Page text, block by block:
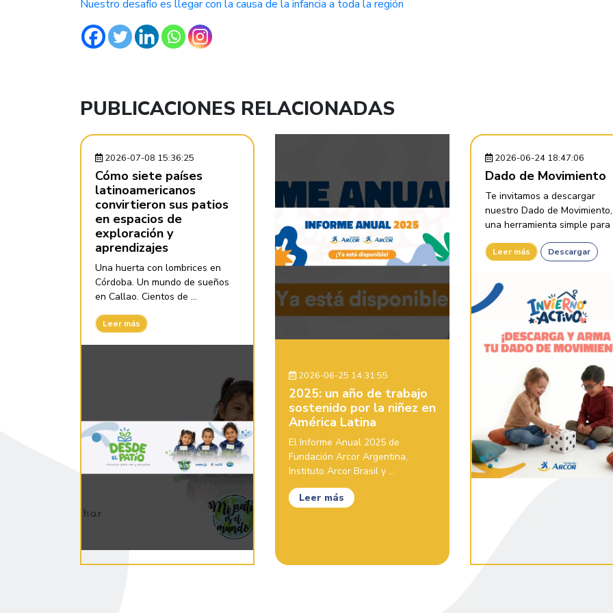
Nuestro desafío es llegar con la causa de la infancia a toda la región
PUBLICACIONES RELACIONADAS
2026-07-08 15:36:25
Cómo siete países
latinoamericanos
convirtieron sus patios
en espacios de
exploración y
aprendizajes
Una huerta con lombrices en
Córdoba. Un mundo de sueños
en Callao. Cientos de ...
Leer más
2026-06-25 14:31:55
2025: un año de trabajo
sostenido por la niñez en
América Latina
El Informe Anual 2025 de
Fundación Arcor Argentina,
Instituto Arcor Brasil y ...
Leer más
2026-06-24 18:47:06
Dado de Movimiento
Te invitamos a descargar
nuestro Dado de Movimiento,
una herramienta simple para
Leer más Descargar